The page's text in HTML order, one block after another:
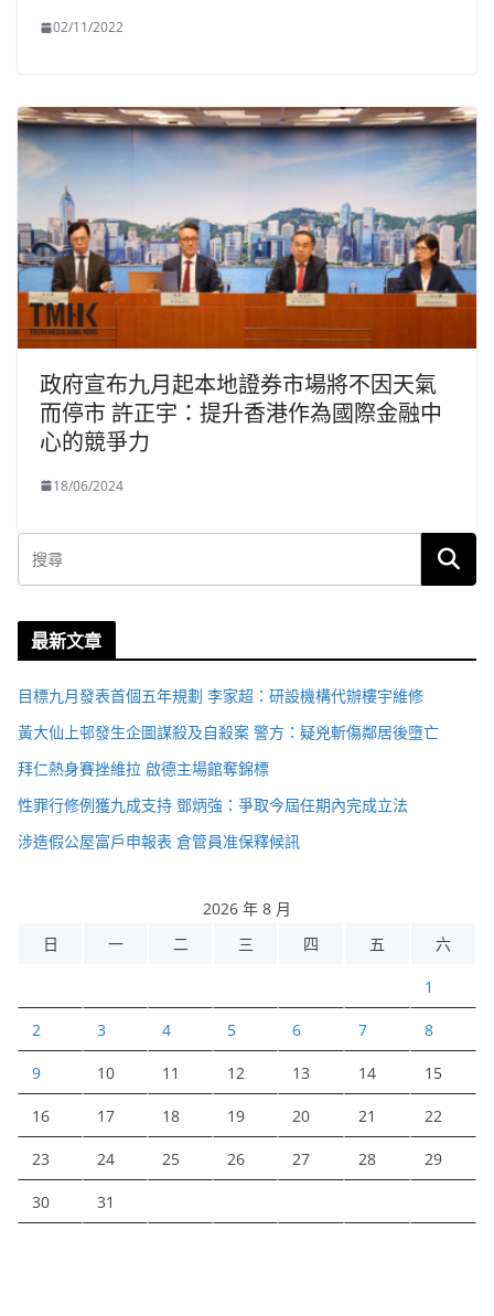
02/11/2022
政府宣布九月起本地證券市場將不因天氣
而停市 許正宇：提升香港作為國際金融中
心的競爭力
18/06/2024
最新文章
目標九月發表首個五年規劃 李家超：研設機構代辦樓宇維修
黃大仙上邨發生企圖謀殺及自殺案 警方：疑兇斬傷鄰居後墮亡
拜仁熱身賽挫維拉 啟德主場館奪錦標
性罪行修例獲九成支持 鄧炳強：爭取今屆任期內完成立法
涉造假公屋富戶申報表 倉管員准保釋候訊
2026 年 8 月
日
一 二 三 四 五 六
1
2 3 4 5 6 7 8
9 10 11 12 13 14 15
16 17 18 19 20 21 22
23 24 25 26 27 28 29
30 31